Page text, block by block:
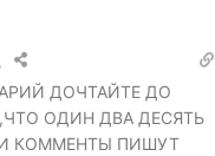
ДОЧТАЙТЕ ДО
ОДИН ДВА ДЕСЯТЬ
КОММЕНТЫ ПИШУТ